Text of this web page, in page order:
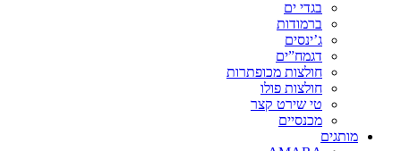
בגדי ים
ברמודות
ג’ינסים
דגמח”ים
חולצות מכופתרות
חולצות פולו
טי שירט קצר
מכנסיים
מותגים